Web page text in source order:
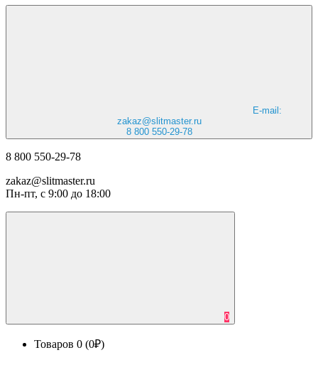
E-mail:
zakaz@slitmaster.ru
8 800 550-29-78
8 800 550-29-78
zakaz@slitmaster.ru
Пн-пт, с 9:00 до 18:00
0
Товаров 0 (0₽)